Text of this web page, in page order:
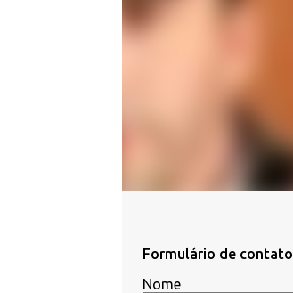
Formulário de contato
Nome